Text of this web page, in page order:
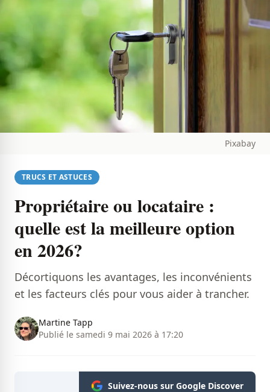
Pixabay
TRUCS ET ASTUCES
Propriétaire ou locataire :
quelle est la meilleure option
en 2026?
Décortiquons les avantages, les inconvénients
et les facteurs clés pour vous aider à trancher.
Martine Tapp
Publié le samedi 9 mai 2026 à 17:20
Suivez-nous sur Google Discover